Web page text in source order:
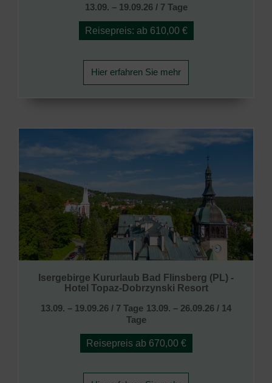
13.09. – 19.09.26 / 7 Tage
Reisepreis: ab 610,00 €
Hier erfahren Sie mehr
Isergebirge Kururlaub Bad Flinsberg (PL) -
Hotel Topaz-Dobrzynski Resort
13.09. – 19.09.26 / 7 Tage 13.09. – 26.09.26 / 14
Tage
Reisepreis ab 670,00 €